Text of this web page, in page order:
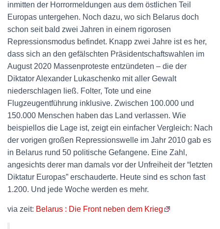
inmitten der Horrormeldungen aus dem östlichen Teil
Europas untergehen. Noch dazu, wo sich Belarus doch
schon seit bald zwei Jahren in einem rigorosen
Repressionsmodus befindet. Knapp zwei Jahre ist es her,
dass sich an den gefälschten Präsidentschaftswahlen im
August 2020 Massenproteste entzündeten – die der
Diktator Alexander Lukaschenko mit aller Gewalt
niederschlagen ließ. Folter, Tote und eine
Flugzeugentführung inklusive. Zwischen 100.000 und
150.000 Menschen haben das Land verlassen. Wie
beispiellos die Lage ist, zeigt ein einfacher Vergleich: Nach
der vorigen großen Repressionswelle im Jahr 2010 gab es
in Belarus rund 50 politische Gefangene. Eine Zahl,
angesichts derer man damals vor der Unfreiheit der “letzten
Diktatur Europas” erschauderte. Heute sind es schon fast
1.200. Und jede Woche werden es mehr.
via zeit: Belarus : Die Front neben dem Krieg